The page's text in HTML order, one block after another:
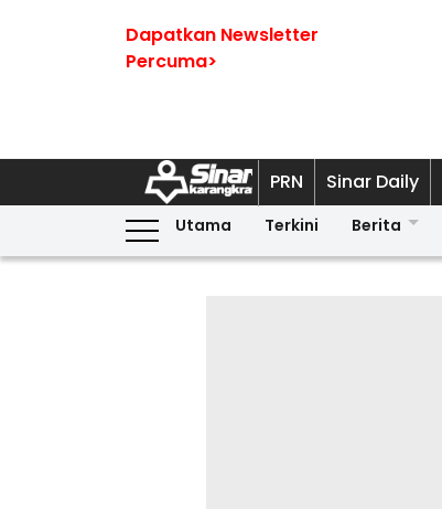
Dapatkan Newsletter
Percuma>
PRN Sinar Daily
Utama Terkini Berita